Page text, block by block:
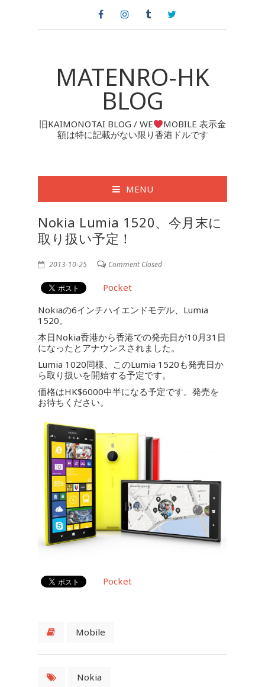
MATENRO-HK
BLOG
旧KAIMONOTAI BLOG / WE
MOBILE 表示金
額は特に記載がない限り香港ドルです
MENU
Nokia Lumia 1520、今月末に
取り扱い予定！
2013-10-25 Comment Closed
Pocket
Nokiaの6インチハイエンドモデル、Lumia
1520。
本日Nokia香港から香港での発売日が10月31日
になったとアナウンスされました。
Lumia 1020同様、このLumia 1520も発売日か
ら取り扱いを開始する予定です。
価格はHK$6000中半になる予定です。発売を
お待ちください。
Pocket
Mobile
Nokia